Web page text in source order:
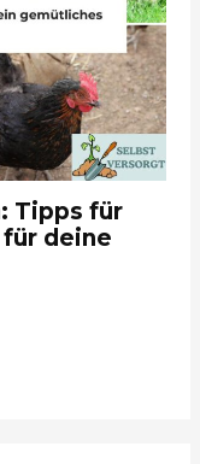
Tipps für
deine